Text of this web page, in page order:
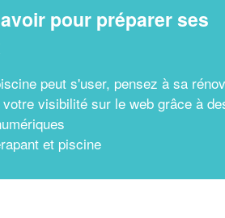
pour préparer ses
peut s'user, pensez à sa
visibilité sur le web grâce à
et piscine